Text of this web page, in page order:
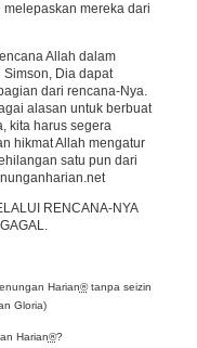
mereka dari
Allah dalam
Dia dapat
dari rencana-Nya.
alasan untuk berbuat
kita harus segera
hikmat Allah mengatur
satu pun dari
RENCANA-NYA
Harian®tanpa seizin
Gloria)
Harian®?